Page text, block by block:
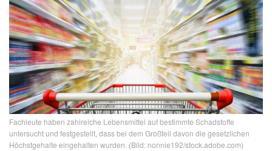
Fachleute haben zahlreiche Lebensmittel auf bestimmte Schadstoffe
untersucht und festgestellt, dass bei dem Großteil davon die gesetzlichen
Höchstgehalte eingehalten wurden. (Bild: nonnie192/stock.adobe.com)